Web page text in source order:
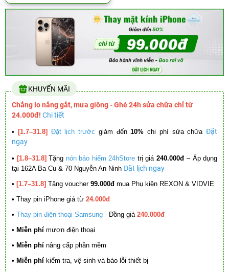
KHUYẾN MÃI
Chẳng lo nắng gắt, mưa giông - Ghé 24h sửa chữa chỉ từ
24.000đ! Chi tiết
• [1.7–31.8] Đặt lịch trước giảm đến10% chi phí sửa chữa Đặt
ngay
• [1.8–31.8] Tặng nón bảo hiểm 24hStore trị giá 240.000đ – Áp dụng
tại 162A Ba Cu & 70 Nguyễn An Ninh Đặt lịch ngay
• [1.7–31.8] Tặng voucher 99.000đ mua Phụ kiện REXON & VIDVIE
• Thay pin iPhone giá từ 24.000đ
• Thay pin điện thoại Samsung - Đồng giá 240.000đ
• Miễn phí mượn điện thoại
• Miễn phí nâng cấp phần mềm
• Miễn phí kiểm tra, vệ sinh và báo lỗi thiết bị